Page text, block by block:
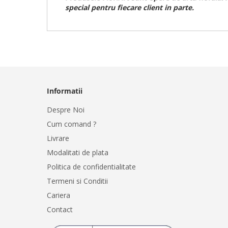
special pentru fiecare client in parte.
Informatii
Despre Noi
Cum comand ?
Livrare
Modalitati de plata
Politica de confidentialitate
Termeni si Conditii
Cariera
Contact